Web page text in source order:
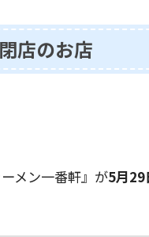
店のお店
メン一番軒』が5月29